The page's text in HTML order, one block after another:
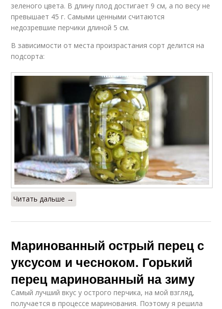
зеленого цвета. В длину плод достигает 9 см, а по весу не
превышает 45 г. Самыми ценными считаются
недозревшие перчики длиной 5 см.
В зависимости от места произрастания сорт делится на
подсорта:
Читать дальше →
Маринованный острый перец с
уксусом и чесноком. Горький
перец маринованный на зиму
Самый лучший вкус у острого перчика, на мой взгляд,
получается в процессе маринования. Поэтому я решила